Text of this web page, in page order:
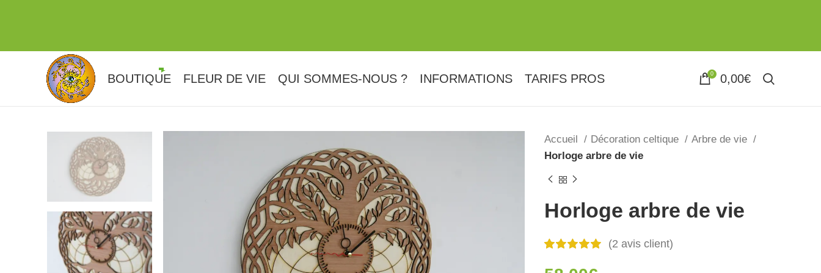
BOUTIQUE FLEUR DE VIE QUI SOMMES-NOUS ? INFORMATIONS TARIFS PROS 0 0,00€
Accueil Décoration celtique
Arbre de vie
Horloge arbre de vie
Horloge arbre de vie
(2 avis client)